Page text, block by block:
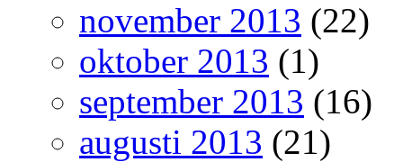
november 2013 (22)
oktober 2013 (1)
september 2013 (16)
augusti 2013 (21)